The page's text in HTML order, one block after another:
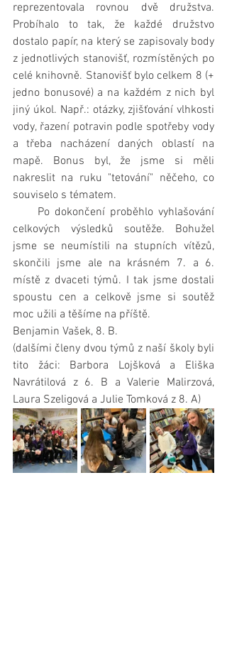
reprezentovala rovnou dvě družstva.
Probíhalo to tak, že každé družstvo
dostalo papír, na který se zapisovaly body
z jednotlivých stanovišť, rozmístěných po
celé knihovně. Stanovišť bylo celkem 8 (+
jedno bonusové) a na každém z nich byl
jiný úkol. Např.: otázky, zjišťování vlhkosti
vody, řazení potravin podle spotřeby vody
a třeba nacházení daných oblastí na
mapě. Bonus byl, že jsme si měli
nakreslit na ruku "tetování" něčeho, co
souviselo s tématem.
celkových výsledků soutěže. Bohužel
jsme se neumístili na stupních vítězů,
skončili jsme ale na krásném 7. a 6.
místě z dvaceti týmů. I tak jsme dostali
spoustu cen a celkově jsme si soutěž
moc užili a těšíme na příště.
Benjamin Vašek, 8. B.
(dalšími členy dvou týmů z naší školy byli
tito žáci: Barbora Lojšková a Eliška
Navrátilová z 6. B a Valerie Malirzová,
Laura Szeligová a Julie Tomková z 8. A)